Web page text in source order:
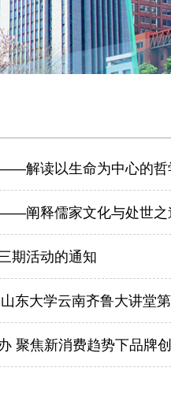
解读以生命为中心的哲
阐释儒家文化与处世之
期活动的通知
东大学云南齐鲁大讲堂
聚焦新消费趋势下品牌